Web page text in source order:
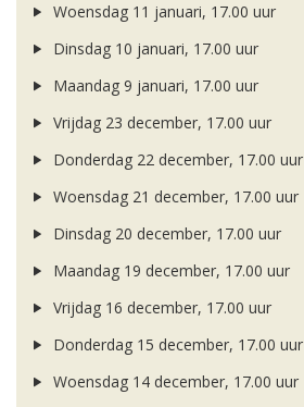
Woensdag 11 januari, 17.00 uur
Dinsdag 10 januari, 17.00 uur
Maandag 9 januari, 17.00 uur
Vrijdag 23 december, 17.00 uur
Donderdag 22 december, 17.00 uur
Woensdag 21 december, 17.00 uur
Dinsdag 20 december, 17.00 uur
Maandag 19 december, 17.00 uur
Vrijdag 16 december, 17.00 uur
Donderdag 15 december, 17.00 uur
Woensdag 14 december, 17.00 uur